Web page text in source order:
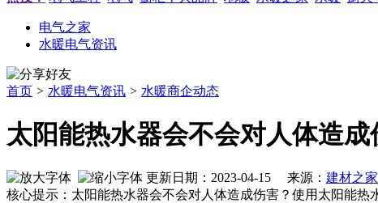
电气之家
水暖电气资讯
首页 > 水暖电气资讯 > 水暖商企动态
太阳能热水器会不会对人体造
更新日期：2023-04-15 来源： 建材之家
核心提示：太阳能热水器会不会对人体造成伤害？使用太阳能